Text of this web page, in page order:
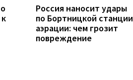
Россия наносит удары
по Бортницкой станции
аэрации: чем грозит
повреждение